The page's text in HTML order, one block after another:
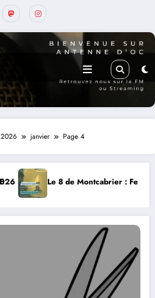
2026 janvier Page 4
Le 8 de Montcabrier : Festival de